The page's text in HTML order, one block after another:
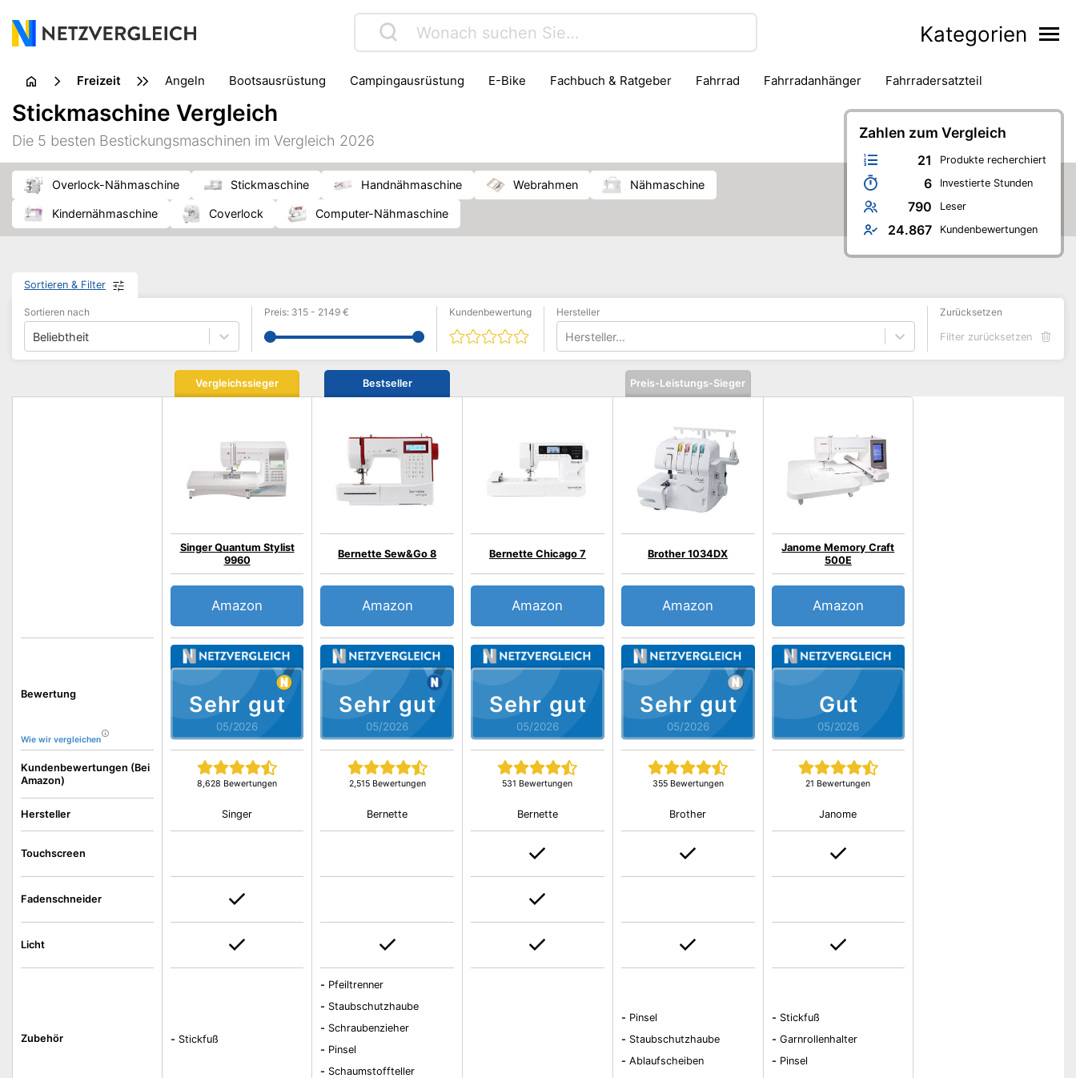
Kategorien
Freizeit Angeln Bootsausrüstung Campingausrüstung E-Bike Fachbuch & Ratgeber Fahrrad Fahrradanhänger
Fahrradersatzteil
Fahrradzubehör
Koch- & Backbuch
Malen & Basteln
Musikinstrument
Parkspiele Picknick Selbstverteidigung
Skaten
Zahlen zum Vergleich
21 Produkte recherchiert
6 Investierte Stunden
790 Leser
24.867 Kundenbewertungen
Stickmaschine Vergleich
Die 5 besten Bestickungsmaschinen im Vergleich 2026
Overlock-Nähmaschine Stickmaschine Handnähmaschine Webrahmen Nähmaschine
Kindernähmaschine Coverlock Computer-Nähmaschine
Sortieren & Filter
Sortieren nach
Beliebtheit
Preis: 315 - 2149 € Kundenbewertung Hersteller
Hersteller...
Zurücksetzen
Filter zurücksetzen
Bewertung
Wie wir vergleichen
Kundenbewertungen (Bei
Amazon)
Hersteller
Touchscreen
Fadenschneider
Licht
Zubehör
Vergleichssieger
Sehr gut
05/2026
Singer Quantum Stylist
9960
8,628 Bewertungen
Amazon
Singer
- Stickfuß
Bestseller
Sehr gut
05/2026
Bernette Sew&Go 8
2,515 Bewertungen
Amazon
Bernette
- Pfeiltrenner
- Staubschutzhaube
- Schraubenzieher
- Pinsel
- Schaumstoffteller
Sehr gut
05/2026
Bernette Chicago 7
531 Bewertungen
Amazon
Bernette
Preis-Leistungs-Sieger
Sehr gut
05/2026
Brother 1034DX
355 Bewertungen
Amazon
Brother
- Pinsel
- Staubschutzhaube
- Ablaufscheiben
Gut
05/2026
Janome Memory Craft
500E
21 Bewertungen
Amazon
Janome
- Stickfuß
- Garnrollenhalter
- Pinsel